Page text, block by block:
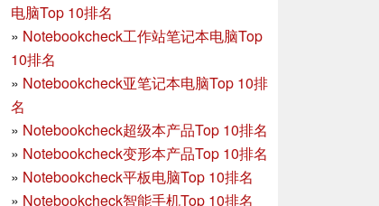
电脑Top 10排名
» Notebookcheck工作站笔记本电脑Top
10排名
» Notebookcheck亚笔记本电脑Top 10排
名
» Notebookcheck超级本产品Top 10排名
» Notebookcheck变形本产品Top 10排名
» Notebookcheck平板电脑Top 10排名
» Notebookcheck智能手机Top 10排名